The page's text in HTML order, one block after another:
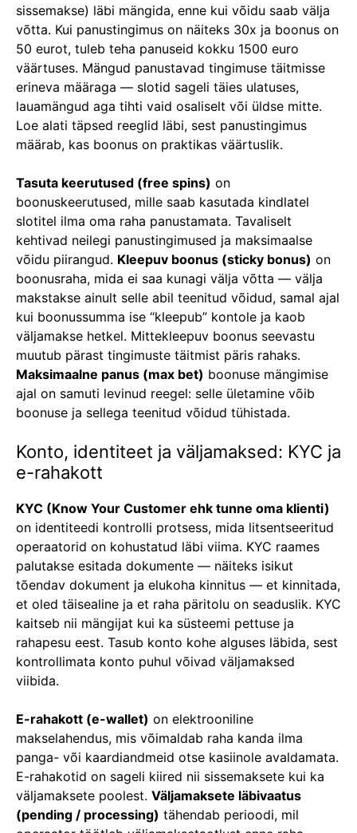
sissemakse) läbi mängida, enne kui võidu saab välja
võtta. Kui panustingimus on näiteks 30x ja boonus on
50 eurot, tuleb teha panuseid kokku 1500 euro
väärtuses. Mängud panustavad tingimuse täitmisse
erineva määraga — slotid sageli täies ulatuses,
lauamängud aga tihti vaid osaliselt või üldse mitte.
Loe alati täpsed reeglid läbi, sest panustingimus
määrab, kas boonus on praktikas väärtuslik.
Tasuta keerutused (free spins) on
boonuskeerutused, mille saab kasutada kindlatel
slotitel ilma oma raha panustamata. Tavaliselt
kehtivad neilegi panustingimused ja maksimaalse
võidu piirangud. Kleepuv boonus (sticky bonus) on
boonusraha, mida ei saa kunagi välja võtta — välja
makstakse ainult selle abil teenitud võidud, samal ajal
kui boonussumma ise “kleepub” kontole ja kaob
väljamakse hetkel. Mittekleepuv boonus seevastu
muutub pärast tingimuste täitmist päris rahaks.
Maksimaalne panus (max bet) boonuse mängimise
ajal on samuti levinud reegel: selle ületamine võib
boonuse ja sellega teenitud võidud tühistada.
Konto, identiteet ja väljamaksed: KYC ja
e-rahakott
KYC (Know Your Customer ehk tunne oma klienti)
on identiteedi kontrolli protsess, mida litsentseeritud
operaatorid on kohustatud läbi viima. KYC raames
palutakse esitada dokumente — näiteks isikut
tõendav dokument ja elukoha kinnitus — et kinnitada,
et oled täisealine ja et raha päritolu on seaduslik. KYC
kaitseb nii mängijat kui ka süsteemi pettuse ja
rahapesu eest. Tasub konto kohe alguses läbida, sest
kontrollimata konto puhul võivad väljamaksed
viibida.
E-rahakott (e-wallet) on elektrooniline
makselahendus, mis võimaldab raha kanda ilma
panga- või kaardiandmeid otse kasiinole avaldamata.
E-rahakotid on sageli kiired nii sissemaksete kui ka
väljamaksete poolest. Väljamaksete läbivaatus
(pending / processing) tähendab perioodi, mil